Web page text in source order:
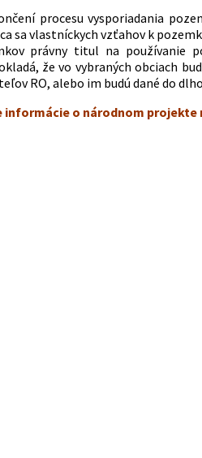
procesu vysporiadania
sa vlastníckych vzťahov k
právny titul na používanie
že vo vybraných obciach
RO, alebo im budú dané do
informácie o národnom projekte